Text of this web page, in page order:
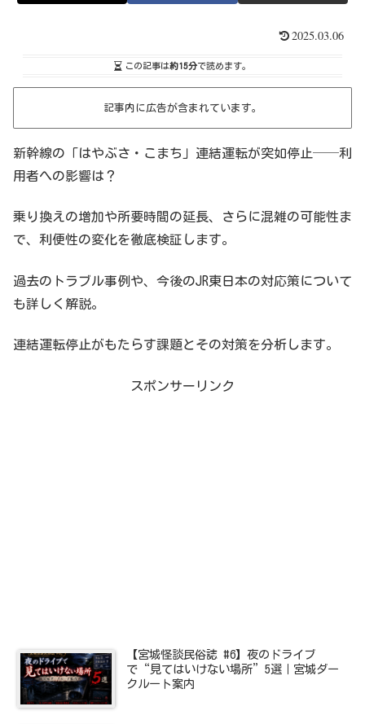
2025.03.06
この記事は約15分で読めます。
記事内に広告が含まれています。
新幹線の「はやぶさ・こまち」連結運転が突如停止──利
用者への影響は？
乗り換えの増加や所要時間の延長、さらに混雑の可能性ま
で、利便性の変化を徹底検証します。
過去のトラブル事例や、今後のJR東日本の対応策について
も詳しく解説。
連結運転停止がもたらす課題とその対策を分析します。
スポンサーリンク
【宮城怪談民俗誌 #6】夜のドライブ
で“見てはいけない場所”5選｜宮城ダー
クルート案内